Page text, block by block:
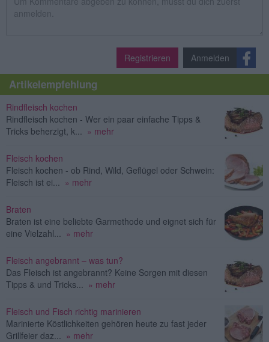
Registrieren Anmelden
Artikelempfehlung
Rindfleisch kochen
Rindfleisch kochen - Wer ein paar einfache Tipps &
Tricks beherzigt, k...
» mehr
Fleisch kochen
Fleisch kochen - ob Rind, Wild, Geflügel oder Schwein:
Fleisch ist ei...
» mehr
Braten
Braten ist eine beliebte Garmethode und eignet sich für
eine Vielzahl...
» mehr
Fleisch angebrannt – was tun?
Das Fleisch ist angebrannt? Keine Sorgen mit diesen
Tipps & und Tricks...
» mehr
Fleisch und Fisch richtig marinieren
Marinierte Köstlichkeiten gehören heute zu fast jeder
Grillfeier daz...
» mehr